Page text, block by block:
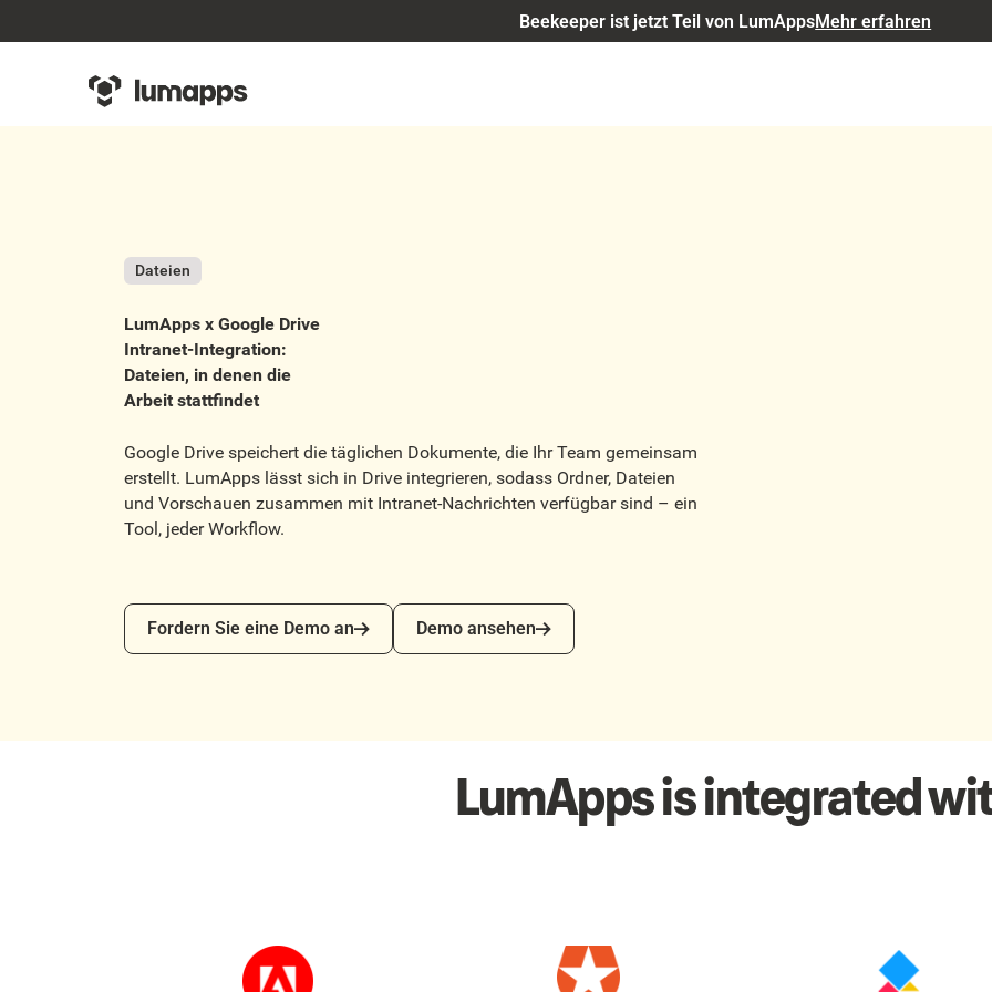
Beekeeper ist jetzt Teil von LumAppsMehr erfahren
Dateien
LumApps x Google Drive
Intranet-Integration:
Dateien, in denen die
Arbeit stattfindet
Google Drive speichert die täglichen Dokumente, die Ihr Team gemeinsam
erstellt. LumApps lässt sich in Drive integrieren, sodass Ordner, Dateien
und Vorschauen zusammen mit Intranet-Nachrichten verfügbar sind – ein
Tool, jeder Workflow.
Fordern Sie eine Demo an
Fordern Sie eine Demo an
Demo ansehen
Demo ansehen
LumApps is integrated